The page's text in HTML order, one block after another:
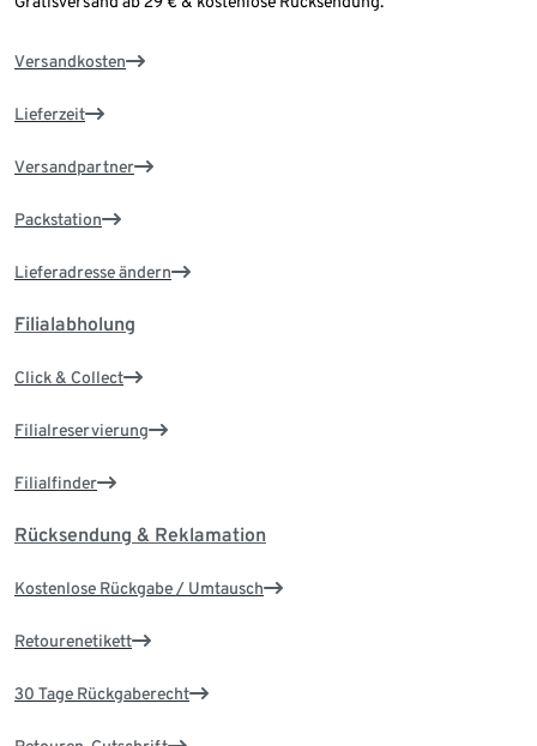
Versandkosten
Lieferzeit
Versandpartner
Packstation
Lieferadresse ändern
Filialabholung
Click & Collect
Filialreservierung
Filialfinder
Rücksendung & Reklamation
Kostenlose Rückgabe / Umtausch
Retourenetikett
30 Tage Rückgaberecht